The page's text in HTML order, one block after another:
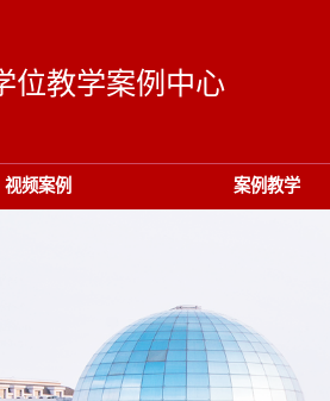
位教学案例中心
视频案例 案例教学